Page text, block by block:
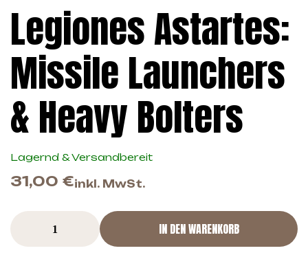
Legiones Astartes:
Missile Launchers
& Heavy Bolters
Lagernd & Versandbereit
31,00 €inkl. MwSt.
IN DEN WARENKORB